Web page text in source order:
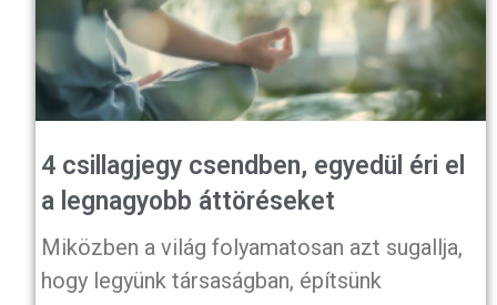
4 csillagjegy csendben, egyedül éri el
a legnagyobb áttöréseket
Miközben a világ folyamatosan azt sugallja,
hogy legyünk társaságban, építsünk